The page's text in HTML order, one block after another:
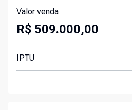
Valor venda
R$ 509.000,00
IPTU